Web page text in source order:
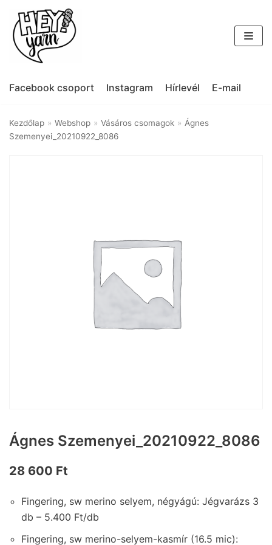
Skip
to
content
Facebook csoport Instagram Hírlevél E-mail
Kezdőlap » Webshop » Vásáros csomagok » Ágnes
Szemenyei_20210922_8086
Ágnes Szemenyei_20210922_8086
28 600 Ft
Fingering, sw merino selyem, négyágú: Jégvarázs 3
db – 5.400 Ft/db
Fingering, sw merino-selyem-kasmír (16.5 mic):